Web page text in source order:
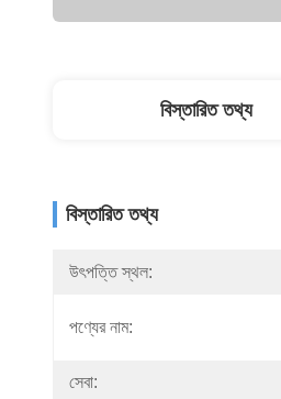
বিস্তারিত তথ্য
বিস্তারিত তথ্য
উৎপত্তি স্থল:
পণ্যের নাম:
সেবা: